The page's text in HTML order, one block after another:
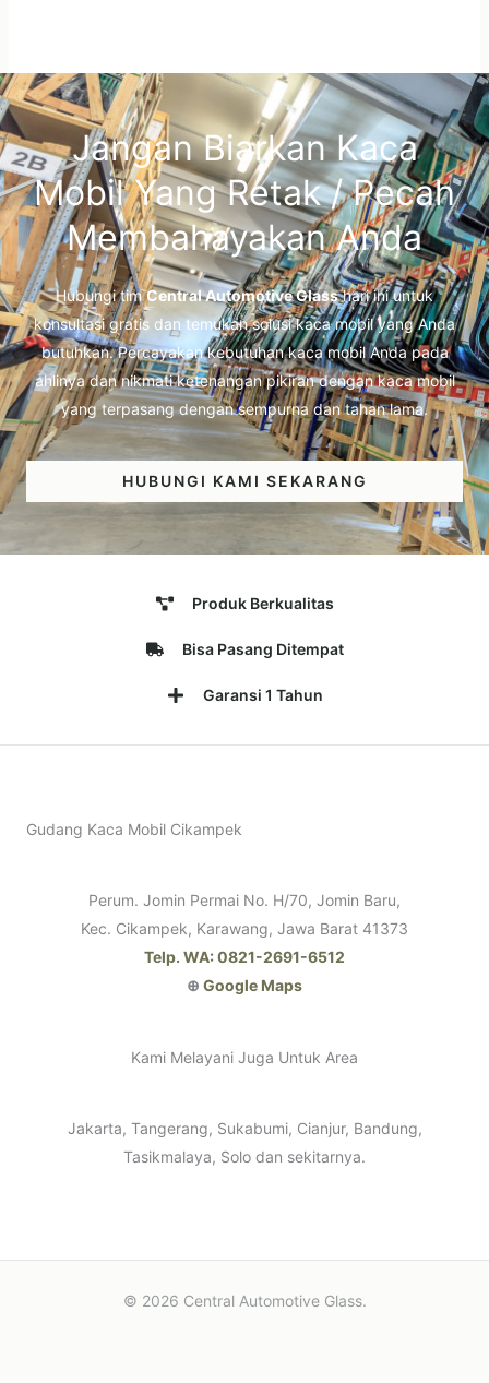
Jangan Biarkan Kaca
Mobil Yang Retak / Pecah
Membahayakan Anda
Hubungi timCentral Automotive Glasshari ini untuk
konsultasi gratis dan temukan solusi kaca mobil yang Anda
butuhkan. Percayakan kebutuhan kaca mobil Anda pada
ahlinya dan nikmati ketenangan pikiran dengan kaca mobil
yang terpasang dengan sempurna dan tahan lama.
HUBUNGI KAMI SEKARANG
Produk Berkualitas
Bisa Pasang Ditempat
Garansi 1 Tahun
Gudang Kaca Mobil Cikampek
Perum. Jomin Permai No. H/70, Jomin Baru,
Kec. Cikampek, Karawang, Jawa Barat 41373
Telp. WA: 0821-2691-6512
⊕ Google Maps
Kami Melayani Juga Untuk Area
Jakarta, Tangerang, Sukabumi, Cianjur, Bandung,
Tasikmalaya, Solo dan sekitarnya.
© 2026 Central Automotive Glass.